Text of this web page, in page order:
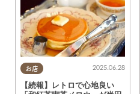
お店 2025.06.28
【続報】レトロで心地良い